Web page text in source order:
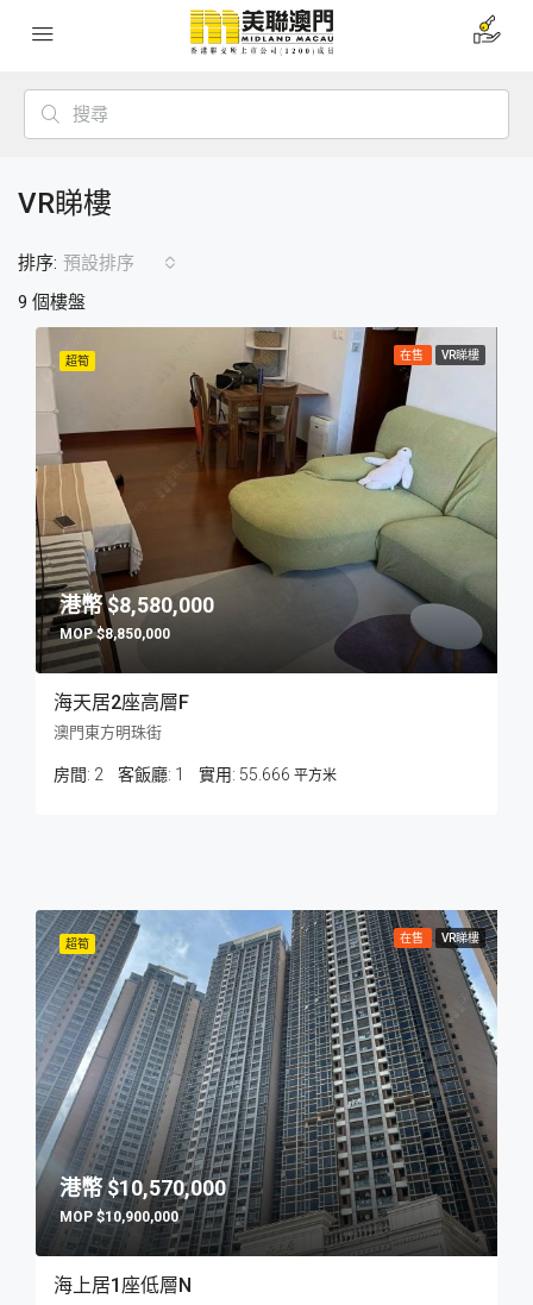
VR睇樓
9 個樓盤
排序: 預設排序
超筍 在售 VR睇樓
$8,580,000
$8,850,000
海天居2座高層F
澳門東方明珠街
房間: 2 客飯廳: 1 55.666 平方米
超筍 在售 VR睇樓
$10,570,000
$10,900,000
海上居1座低層N